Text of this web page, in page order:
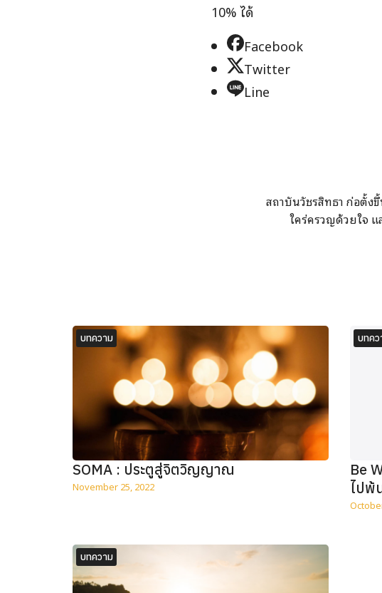
10% ได้
Facebook
Twitter
Line
สถาบันวัชรสิทธา ก่อตั้ง
ใคร่ครวญด้วยใจ
บทความ
SOMA : ประตูสู่จิตวิญญาณ
November 25, 2022
บทคว
Be
ไปพ้
บทความ